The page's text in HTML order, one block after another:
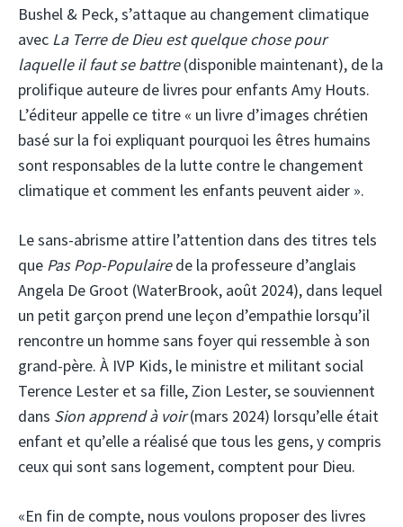
Bushel & Peck, s’attaque au changement climatique
avec La Terre de Dieu est quelque chose pour
laquelle il faut se battre(disponible maintenant), de la
prolifique auteure de livres pour enfants Amy Houts.
L’éditeur appelle ce titre « un livre d’images chrétien
basé sur la foi expliquant pourquoi les êtres humains
sont responsables de la lutte contre le changement
climatique et comment les enfants peuvent aider ».
Le sans-abrisme attire l’attention dans des titres tels
que Pas Pop-Populairede la professeure d’anglais
Angela De Groot (WaterBrook, août 2024), dans lequel
un petit garçon prend une leçon d’empathie lorsqu’il
rencontre un homme sans foyer qui ressemble à son
grand-père. À IVP Kids, le ministre et militant social
Terence Lester et sa fille, Zion Lester, se souviennent
dans Sion apprend à voir(mars 2024) lorsqu’elle était
enfant et qu’elle a réalisé que tous les gens, y compris
ceux qui sont sans logement, comptent pour Dieu.
«En fin de compte, nous voulons proposer des livres